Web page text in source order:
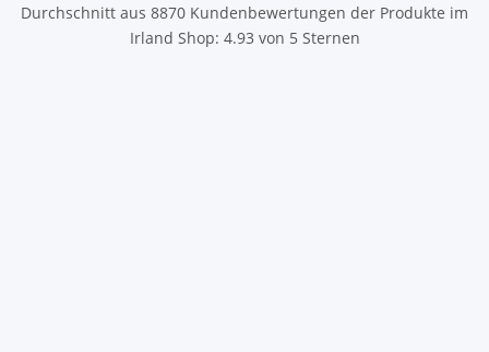
Durchschnitt aus 8870 Kundenbewertungen der Produkte im
Irland Shop: 4.93 von 5 Sternen